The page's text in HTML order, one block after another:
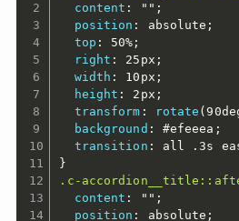
content : "" ;
position : absolute ;
top : 50% ;
right : 25px ;
width : 10px ;
height : 2px ;
transform : rotate (
background : #efeeea ;
transition : all .3s
}
.c-
content : "" ;
position : absolute ;